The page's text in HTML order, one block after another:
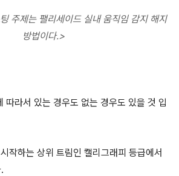
주제는 팰리세이드 실내 움직임 감지 해지
방법이다.>
따라서 있는 경우도 없는 경우도 있을 것 입
작하는 상위 트림인 캘리그래피 등급에서